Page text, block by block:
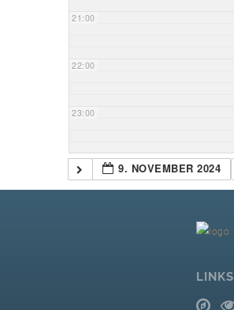
21:00
22:00
23:00
9. NOVEMBER 2024
LINKS